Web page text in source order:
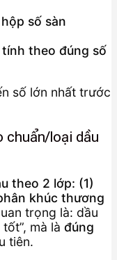
số sàn
tính theo đúng số
số lớn nhất trước
chuẩn/loại dầu
theo 2 lớp: (1)
khúc thương
trọng là: dầu
mà là đúng
tiên.